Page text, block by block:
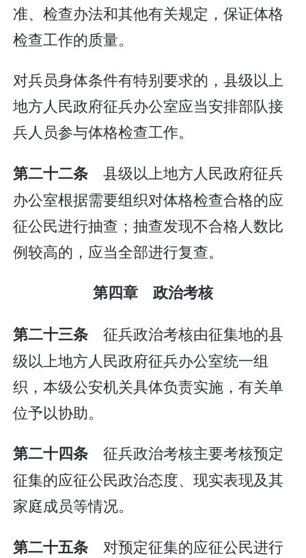
准、检查办法和其他有关规定，保证体格
检查工作的质量。
对兵员身体条件有特别要求的，县级以上
地方人民政府征兵办公室应当安排部队接
兵人员参与体格检查工作。
第二十二条 县级以上地方人民政府征兵
办公室根据需要组织对体格检查合格的应
征公民进行抽查；抽查发现不合格人数比
例较高的，应当全部进行复查。
第四章 政治考核
第二十三条 征兵政治考核由征集地的县
级以上地方人民政府征兵办公室统一组
织，本级公安机关具体负责实施，有关单
位予以协助。
第二十四条 征兵政治考核主要考核预定
征集的应征公民政治态度、现实表现及其
家庭成员等情况。
第二十五条 对预定征集的应征公民进行